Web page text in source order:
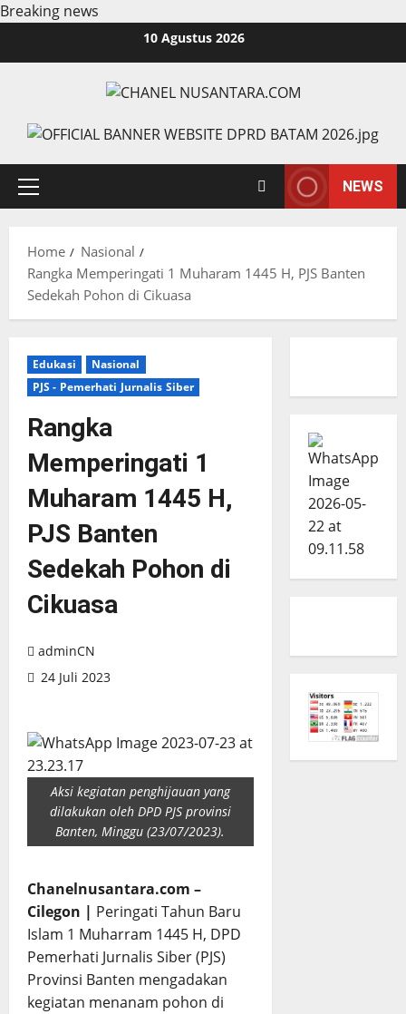
Breaking news
10 Agustus 2026
Primary
NEWS
Home
Nasional
Rangka Memperingati 1 Muharam 1445 H, PJS Banten
Sedekah Pohon di Cikuasa
Edukasi
Nasional
PJS - Pemerhati Jurnalis Siber
Rangka
Memperingati 1
Muharam 1445 H,
PJS Banten
Sedekah Pohon di
Cikuasa
adminCN
24 Juli 2023
Aksi kegiatan penghijauan yang
dilakukan oleh DPD PJS provinsi
Banten, Minggu (23/07/2023).
Chanelnusantara.com –
Cilegon | Peringati Tahun Baru
Islam 1 Muharram 1445 H, DPD
Pemerhati Jurnalis Siber (PJS)
Provinsi Banten mengadakan
kegiatan menanam pohon di